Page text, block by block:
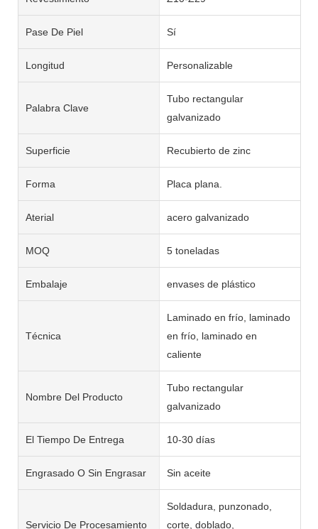
Pase De Piel Sí
Longitud Personalizable
Palabra Clave
Tubo rectangular
galvanizado
Superficie Recubierto de zinc
Forma Placa plana.
Aterial acero galvanizado
MOQ 5 toneladas
Embalaje envases de plástico
Técnica
Laminado en frío, laminado
en frío, laminado en
caliente
Nombre Del Producto
Tubo rectangular
galvanizado
El Tiempo De Entrega 10-30 días
Engrasado O Sin Engrasar Sin aceite
Servicio De Procesamiento
Soldadura, punzonado,
corte, doblado,